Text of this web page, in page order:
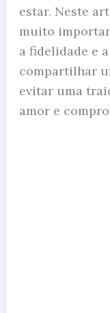
estar. Neste
muito
a fidelidade e
compartilhar
evitar uma
amor e